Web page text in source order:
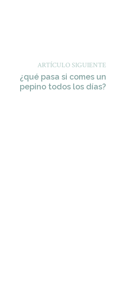
ARTÍCULO SIGUIENTE
¿qué pasa si comes un
pepino todos los días?